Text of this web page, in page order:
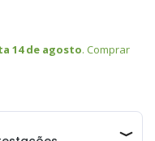
14 de agosto. Comprar